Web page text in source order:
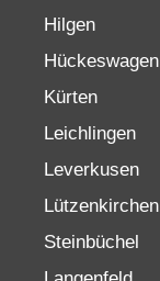
Hilgen
Hückeswagen
Kürten
Leichlingen
Leverkusen
Lützenkirchen
Steinbüchel